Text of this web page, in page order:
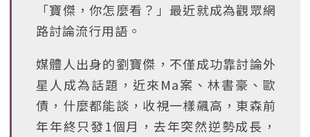
「寶傑，你怎麼看？」最近就成為觀眾網
路討論流行用語。
媒體人出身的劉寶傑，不僅成功靠討論外
星人成為話題，近來Ma案、林書豪、歐
債，什麼都能談，收視一樣飆高，東森前
年年終只發1個月，去年突然逆勢成長，